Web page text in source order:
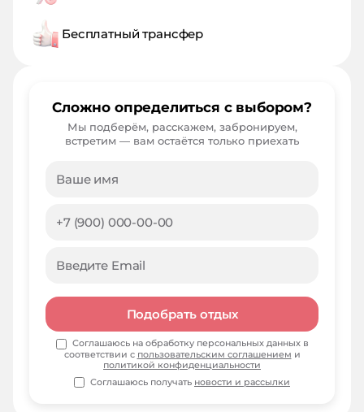
Бесплатный трансфер
Сложно определиться с выбором?
Мы подберём, расскажем, забронируем,
встретим — вам остаётся только приехать
Подобрать отдых
Соглашаюсь на обработку персональных данных в
соответствии с пользовательским соглашением и
политикой конфиденциальности
Соглашаюсь получать новости и рассылки